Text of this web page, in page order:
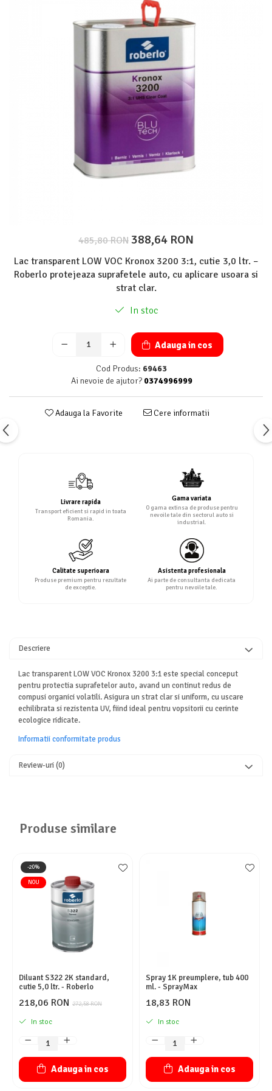
485,80 RON 388,64 RON
Lac transparent LOW VOC Kronox 3200 3:1, cutie 3,0 ltr. –
Roberlo protejeaza suprafetele auto, cu aplicare usoara si
strat clar.
In stoc
Adauga in cos
Cod Produs: 69463
Ai nevoie de ajutor? 0374996999
Adauga la Favorite Cere informatii
Livrare rapida
Transport eficient si rapid in toata
Romania.
Gama variata
O gama extinsa de produse pentru
nevoile tale din sectorul auto si
industrial.
Calitate superioara
Produse premium pentru rezultate
de exceptie.
Asistenta profesionala
Ai parte de consultanta dedicata
pentru nevoile tale.
Descriere
Lac transparent LOW VOC Kronox 3200 3:1 este special conceput
pentru protectia suprafetelor auto, avand un continut redus de
compusi organici volatili. Asigura un strat clar si uniform, cu uscare
echilibrata si rezistenta UV, fiind ideal pentru vopsitorii cu cerinte
ecologice ridicate.
Informatii conformitate produs
Review-uri(0)
Produse similare
-20%
NOU
Diluant S322 2K standard,
cutie 5,0 ltr. - Roberlo
272,58 RON
218,06 RON
In stoc
Adauga in cos
Spray 1K preumplere, tub 400
ml. - SprayMax
18,83 RON
In stoc
Adauga in cos